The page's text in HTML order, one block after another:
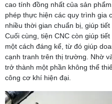
cao tính đồng nhất của sản
phép thực hiện các quy trình gia
nhiều thời gian chuẩn bị, giúp
Cuối cùng, tiện CNC còn giúp
một cách đáng kể, từ đó giúp
cạnh tranh trên thị trường. Nhờ
trở thành một phần không thể
công cơ khí hiện đại.